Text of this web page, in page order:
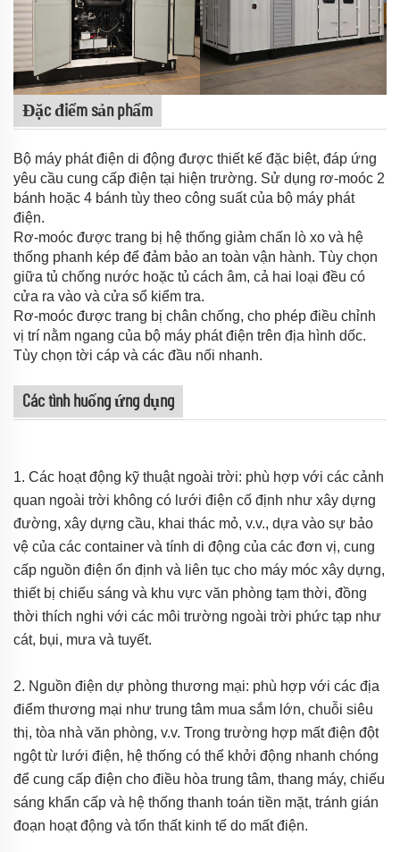
Đặc điểm sản phẩm
Bộ máy phát điện di động được thiết kế đặc biệt, đáp ứng
yêu cầu cung cấp điện tại hiện trường. Sử dụng rơ-moóc 2
bánh hoặc 4 bánh tùy theo công suất của bộ máy phát
điện.
Rơ-moóc được trang bị hệ thống giảm chấn lò xo và hệ
thống phanh kép để đảm bảo an toàn vận hành. Tùy chọn
giữa tủ chống nước hoặc tủ cách âm, cả hai loại đều có
cửa ra vào và cửa sổ kiểm tra.
Rơ-moóc được trang bị chân chống, cho phép điều chỉnh
vị trí nằm ngang của bộ máy phát điện trên địa hình dốc.
Tùy chọn tời cáp và các đầu nối nhanh.
Các tình huống ứng dụng
1. Các hoạt động kỹ thuật ngoài trời: phù hợp với các cảnh
quan ngoài trời không có lưới điện cố định như xây dựng
đường, xây dựng cầu, khai thác mỏ, v.v., dựa vào sự bảo
vệ của các container và tính di động của các đơn vị, cung
cấp nguồn điện ổn định và liên tục cho máy móc xây dựng,
thiết bị chiếu sáng và khu vực văn phòng tạm thời, đồng
thời thích nghi với các môi trường ngoài trời phức tạp như
cát, bụi, mưa và tuyết.
2. Nguồn điện dự phòng thương mại: phù hợp với các địa
điểm thương mại như trung tâm mua sắm lớn, chuỗi siêu
thị, tòa nhà văn phòng, v.v. Trong trường hợp mất điện đột
ngột từ lưới điện, hệ thống có thể khởi động nhanh chóng
để cung cấp điện cho điều hòa trung tâm, thang máy, chiếu
sáng khẩn cấp và hệ thống thanh toán tiền mặt, tránh gián
đoạn hoạt động và tổn thất kinh tế do mất điện.